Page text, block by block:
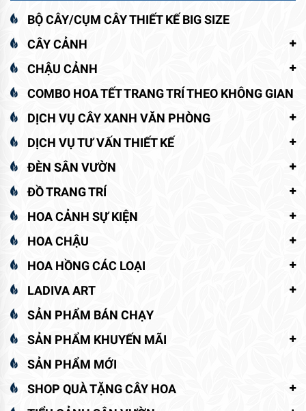
BỘ CÂY/CỤM CÂY THIẾT KẾ BIG SIZE
CÂY CẢNH
CHẬU CẢNH
COMBO HOA TẾT TRANG TRÍ THEO KHÔNG GIAN
DỊCH VỤ CÂY XANH VĂN PHÒNG
DỊCH VỤ TƯ VẤN THIẾT KẾ
ĐÈN SÂN VƯỜN
ĐỒ TRANG TRÍ
HOA CẢNH SỰ KIỆN
HOA CHẬU
HOA HỒNG CÁC LOẠI
LADIVA ART
SẢN PHẨM BÁN CHẠY
SẢN PHẨM KHUYẾN MÃI
SẢN PHẨM MỚI
SHOP QUÀ TẶNG CÂY HOA